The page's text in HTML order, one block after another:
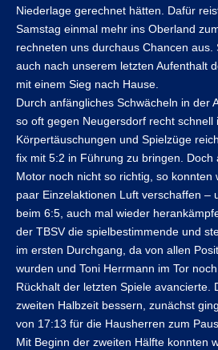
Niederlage gerechnet hätten. Dafür
Samstag einmal mehr ins Oberland
rechneten uns durchaus Chancen aus.
auch nach unserem letzten Aufenthalt
mit einem Sieg nach Hause.
Durch anfängliches Schwächeln in der
so oft gegen Neugersdorf recht schnell
Körpertäuschungen und Spielzüge
fix mit 5:2 in Führung zu bringen. Doch
Motor noch nicht so richtig, so konnten
paar Einzelaktionen Luft verschaffen –
beim 6:5, auch mal wieder
der TBSV die spielbestimmende und
im ersten Durchgang, da von allen
wurden und Toni Herrmann im Tor
Rückhalt der letzten Spiele avancierte.
zweiten Halbzeit bessern, zunächst
von 17:13 für die Hausherren zum
Mit Beginn der zweiten Hälfte konnten